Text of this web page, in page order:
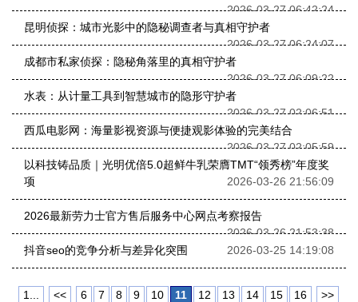
2026-03-27 06:42:24
昆明侦探：城市光影中的隐秘调查者与真相守护者
2026-03-27 06:24:07
成都市私家侦探：隐秘角落里的真相守护者
2026-03-27 06:09:22
水表：从计量工具到智慧城市的隐形守护者
2026-03-27 02:06:51
西瓜电影网：海量影视资源与便捷观影体验的完美结合
2026-03-27 02:05:59
以科技铸品质｜光明优倍5.0超鲜牛乳荣膺TMT“领秀榜”年度奖
项
2026-03-26 21:56:09
2026最新劳力士官方售后服务中心网点考察报告
2026-03-26 21:53:38
抖音seo的竞争分析与差异化突围
2026-03-25 14:19:08
1... << 6 7 8 9 10 11 12 13 14 15 16
>>